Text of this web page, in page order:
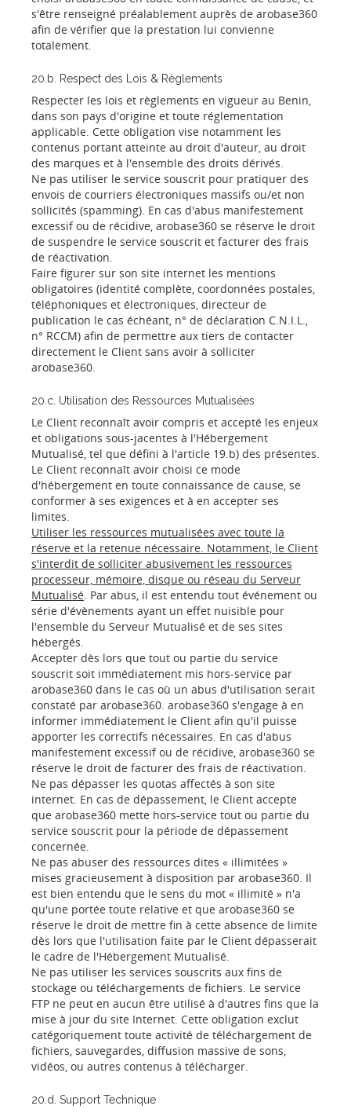
s'être renseigné préalablement auprès de arobase360
afin de vérifier que la prestation lui convienne
totalement.
20.b. Respect des Lois & Règlements
Respecter les lois et règlements en vigueur au Benin,
dans son pays d'origine et toute réglementation
applicable. Cette obligation vise notamment les
contenus portant atteinte au droit d'auteur, au droit
des marques et à l'ensemble des droits dérivés.
Ne pas utiliser le service souscrit pour pratiquer des
envois de courriers électroniques massifs ou/et non
sollicités (spamming). En cas d'abus manifestement
excessif ou de récidive, arobase360 se réserve le droit
de suspendre le service souscrit et facturer des frais
de réactivation.
Faire figurer sur son site internet les mentions
obligatoires (identité complète, coordonnées postales,
téléphoniques et électroniques, directeur de
publication le cas échéant, n° de déclaration C.N.I.L.,
n° RCCM) afin de permettre aux tiers de contacter
directement le Client sans avoir à solliciter
arobase360.
20.c. Utilisation des Ressources Mutualisées
Le Client reconnaît avoir compris et accepté les enjeux
et obligations sous-jacentes à l'Hébergement
Mutualisé, tel que défini à l'article 19.b) des présentes.
Le Client reconnaît avoir choisi ce mode
d'hébergement en toute connaissance de cause, se
conformer à ses exigences et à en accepter ses
limites.
Utiliser les ressources mutualisées avec toute la
réserve et la retenue nécessaire. Notamment, le Client
s'interdit de solliciter abusivement les ressources
processeur, mémoire, disque ou réseau du Serveur
Mutualisé. Par abus, il est entendu tout événement ou
série d'évènements ayant un effet nuisible pour
l'ensemble du Serveur Mutualisé et de ses sites
hébergés.
Accepter dès lors que tout ou partie du service
souscrit soit immédiatement mis hors-service par
arobase360 dans le cas où un abus d'utilisation serait
constaté par arobase360. arobase360 s'engage à en
informer immédiatement le Client afin qu'il puisse
apporter les correctifs nécessaires. En cas d'abus
manifestement excessif ou de récidive, arobase360 se
réserve le droit de facturer des frais de réactivation.
Ne pas dépasser les quotas affectés à son site
internet. En cas de dépassement, le Client accepte
que arobase360 mette hors-service tout ou partie du
service souscrit pour la période de dépassement
concernée.
Ne pas abuser des ressources dites « illimitées »
mises gracieusement à disposition par arobase360. Il
est bien entendu que le sens du mot « illimité » n'a
qu'une portée toute relative et que arobase360 se
réserve le droit de mettre fin à cette absence de limite
dès lors que l'utilisation faite par le Client dépasserait
le cadre de l'Hébergement Mutualisé.
Ne pas utiliser les services souscrits aux fins de
stockage ou téléchargements de fichiers. Le service
FTP ne peut en aucun être utilisé à d'autres fins que la
mise à jour du site Internet. Cette obligation exclut
catégoriquement toute activité de téléchargement de
fichiers, sauvegardes, diffusion massive de sons,
vidéos, ou autres contenus à télécharger.
20.d. Support Technique